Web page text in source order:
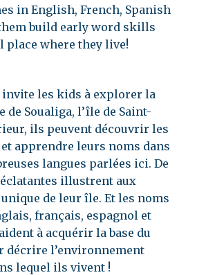
in English, French, Spanish
build early word skills
place where they live!
invite les kids à explorer la
de Soualiga, l’île de Saint-
ils peuvent découvrir les
apprendre leurs noms dans
langues parlées ici. De
illustrent aux
de leur île. Et les noms
français, espagnol et
à acquérir la base du
décrire l’environnement
lequel ils vivent !